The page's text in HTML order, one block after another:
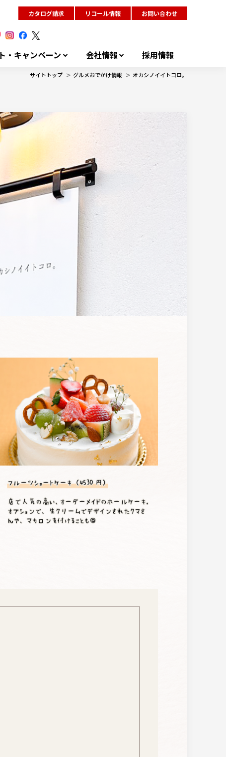
カタログ請求 リコール情報 お問い合わせ
・キャンペーン 会社情報 採用情報
サイトトップ > グルメおでかけ情報 > オカシノイイトコロ。